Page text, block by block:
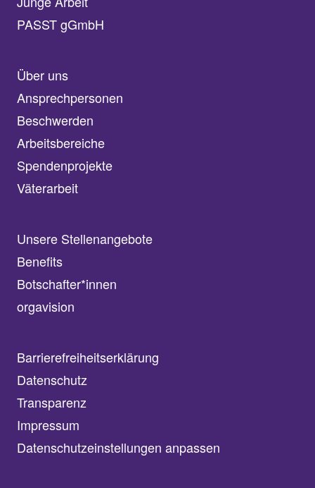
PASST gGmbH
Über uns
Ansprechpersonen
Beschwerden
Arbeitsbereiche
Spendenprojekte
Väterarbeit
Unsere Stellenangebote
Benefits
Botschafter*innen
orgavision
Barrierefreiheitserklärung
Datenschutz
Transparenz
Impressum
Datenschutzeinstellungen anpassen